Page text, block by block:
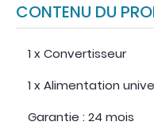
CONTENU DU
1 x Convertisseur
1 x Alimentation
Garantie : 24 mois